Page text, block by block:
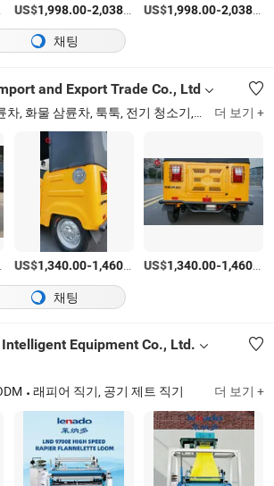
/상품
US$1,998.00-2,038.00 /상품
US$1,998.00-2,038.00
채팅
and Export Trade Co., Ltd
전기 삼륜차, 승객 삼륜차, 화물 삼륜차, 툭툭, 전기 청소기, 전기 바닥 청소기, 골프 카트, 배달 카트 더 보기 +
US$1,340.00-1,460.00 /상품
US$1,340.00-1,460.00
채팅
Equipment Co., Ltd.
래피어 직기, 공기 제트 직기 더 보기 +